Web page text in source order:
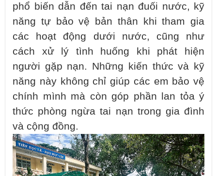
phổ biến dẫn đến tai nạn đuối nước, kỹ
năng tự bảo vệ bản thân khi tham gia
các hoạt động dưới nước, cũng như
cách xử lý tình huống khi phát hiện
người gặp nạn. Những kiến thức và kỹ
năng này không chỉ giúp các em bảo vệ
chính mình mà còn góp phần lan tỏa ý
thức phòng ngừa tai nạn trong gia đình
và cộng đồng.